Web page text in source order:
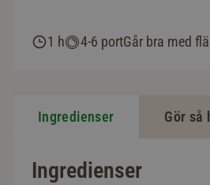
1 h 4-6 portGår bra med
Ingredienser Gör så
Ingredienser